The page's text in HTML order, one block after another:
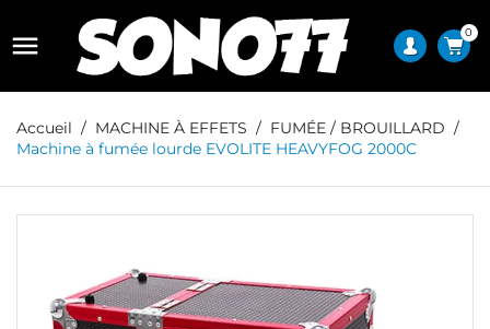
 0
Accueil MACHINE À EFFETS
FUMÉE / BROUILLARD
Machine à fumée lourde EVOLITE HEAVYFOG 2000C